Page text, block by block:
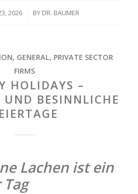
2026 BY DR. BAUMER
, GENERAL, PRIVATE SECTOR
FIRMS
HOLIDAYS –
UND BESINNLICHE
Lachen ist ein